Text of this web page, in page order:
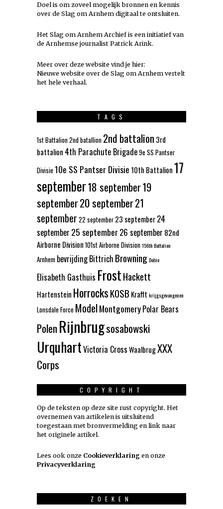
Doel is om zoveel mogelijkbronnen en kennis
over de Slag om Arnhem digitaal te ontsluiten.
Het Slag om Arnhem Archief is een initiatief van
de Arnhemse journalist Patrick Arink.
Meer over deze website vind je hier:
Nieuwe website over de Slag om Arnhem vertelt
het hele verhaal.
TAGS
1st Battalion2nd batallion 2nd battalion 3rd
battalion 4th Parachute Brigade9e SS Pantser
Divisie 10e SS Pantser Divisie 10th Battalion17
september18 september19
september20 september21
september 22 september 23 september24
september 25 september26 september 82nd
Airborne Division 101st Airborne Division156th Battalion
Arnhem bevrijdingBittrich BrowningDobie
Elisabeth Gasthuis FrostHackett
Hartenstein HorrocksKOSB Krafft krijgsgevangenen
Lonsdale Force ModelMontgomeryPolar Bears
PolenRijnbrugsosabowski
UrquhartVictoria CrossWaalbrugXXX
Corps
COPYRIGHT
Op de teksten op deze site rust copyright. Het
overnemen van artikelen is uitsluitend
toegestaan met bronvermelding en link naar
het originele artikel.
Lees ook onze Cookieverklaring en onze
Privacyverklaring
ZOEKEN